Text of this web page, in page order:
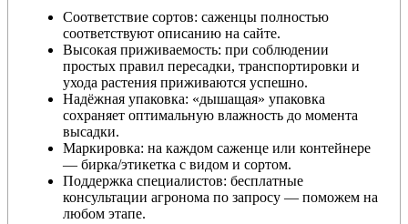
Соответствие сортов: саженцы полностью
соответствуют описанию на сайте.
Высокая приживаемость: при соблюдении
простых правил пересадки, транспортировки и
ухода растения приживаются успешно.
Надёжная упаковка: «дышащая» упаковка
сохраняет оптимальную влажность до момента
высадки.
Маркировка: на каждом саженце или контейнере
— бирка/этикетка с видом и сортом.
Поддержка специалистов: бесплатные
консультации агронома по запросу — поможем на
любом этапе.